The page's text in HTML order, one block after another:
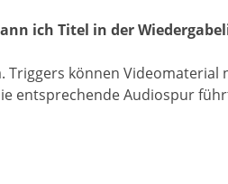
ich Titel in der
Triggers können
entsprechende Audiospur